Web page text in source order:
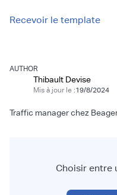
Recevoir le template
AUTHOR
Thibault Devise
Mis à jour le :19/8/2024
Traffic manager chez
Choisir entre